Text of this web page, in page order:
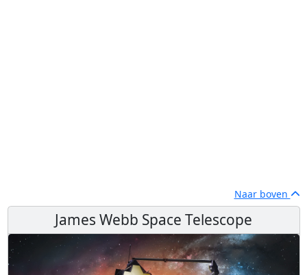
Naar boven
James Webb Space Telescope